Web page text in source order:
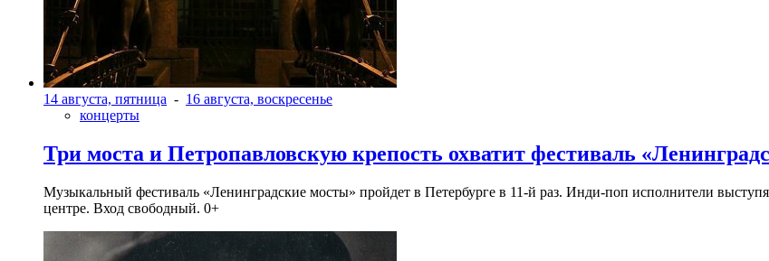
14 августа, пятница - 16 августа, воскресенье
концерты
Три моста и Петропавловскую крепость охватит фестиваль
Музыкальный фестиваль «Ленинградские мосты» пройдет в Петербурге в 11-й раз. Инди-поп исполнители
центре. Вход свободный. 0+